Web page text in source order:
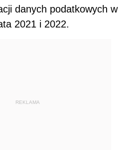
danych podatkowych w
2021 i 2022.
REKLAMA